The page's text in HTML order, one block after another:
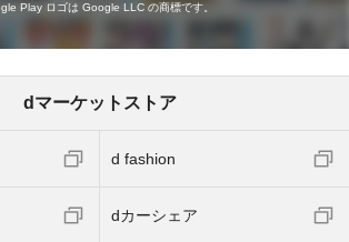
Play ロゴは Google LLC の商標です。
dマーケットストア
d fashion
dカーシェア